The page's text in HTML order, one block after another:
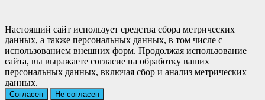
Настоящий сайт использует средства сбора метрических
данных, а также персональных данных, в том числе с
использованием внешних форм. Продолжая использование
сайта, вы выражаете согласие на обработку ваших
персональных данных, включая сбор и анализ метрических
данных.
Согласен Не согласен